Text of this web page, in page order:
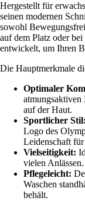
Hergestellt für
seinen modernen
sowohl
auf dem Platz oder
entwickelt, um Ihren
Die Hauptmerkmale
Optimaler
atmungsaktiven
auf der Haut.
Sportlicher Stil:
Logo des
Leidenschaft
Vielseitigkeit:
vielen Anlässen.
Pflegeleicht:
Waschen
behält.